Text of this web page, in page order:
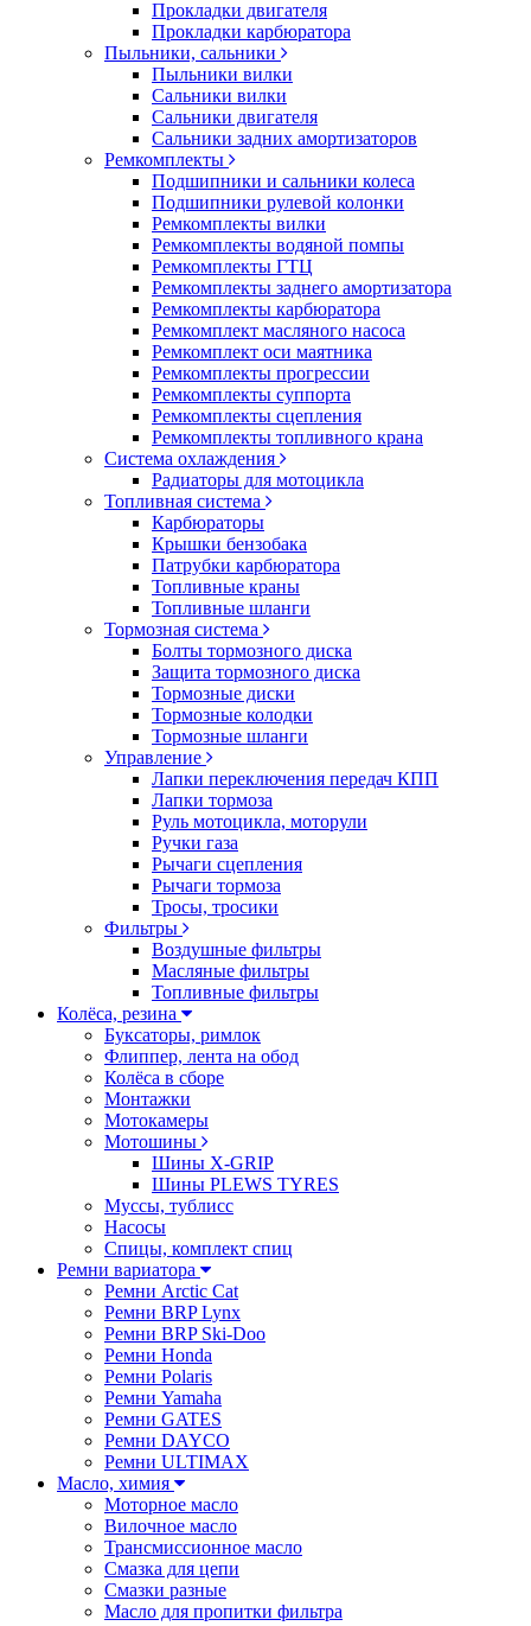
Прокладки двигателя
Прокладки карбюратора
Пыльники, сальники
Пыльники вилки
Сальники вилки
Сальники двигателя
Сальники задних амортизаторов
Ремкомплекты
Подшипники и сальники колеса
Подшипники рулевой колонки
Ремкомплекты вилки
Ремкомплекты водяной помпы
Ремкомплекты ГТЦ
Ремкомплекты заднего амортизатора
Ремкомплекты карбюратора
Ремкомплект масляного насоса
Ремкомплект оси маятника
Ремкомплекты прогрессии
Ремкомплекты суппорта
Ремкомплекты сцепления
Ремкомплекты топливного крана
Система охлаждения
Радиаторы для мотоцикла
Топливная система
Карбюраторы
Крышки бензобака
Патрубки карбюратора
Топливные краны
Топливные шланги
Тормозная система
Болты тормозного диска
Защита тормозного диска
Тормозные диски
Тормозные колодки
Тормозные шланги
Управление
Лапки переключения передач КПП
Лапки тормоза
Руль мотоцикла, моторули
Ручки газа
Рычаги сцепления
Рычаги тормоза
Тросы, тросики
Фильтры
Воздушные фильтры
Масляные фильтры
Топливные фильтры
Колёса, резина
Буксаторы, римлок
Флиппер, лента на обод
Колёса в сборе
Монтажки
Мотокамеры
Мотошины
Шины X-GRIP
Шины PLEWS TYRES
Муссы, тублисс
Насосы
Спицы, комплект спиц
Ремни вариатора
Ремни Arctic Cat
Ремни BRP Lynx
Ремни BRP Ski-Doo
Ремни Honda
Ремни Polaris
Ремни Yamaha
Ремни GATES
Ремни DAYCO
Ремни ULTIMAX
Масло, химия
Моторное масло
Вилочное масло
Трансмиссионное масло
Смазка для цепи
Смазки разные
Масло для пропитки фильтра